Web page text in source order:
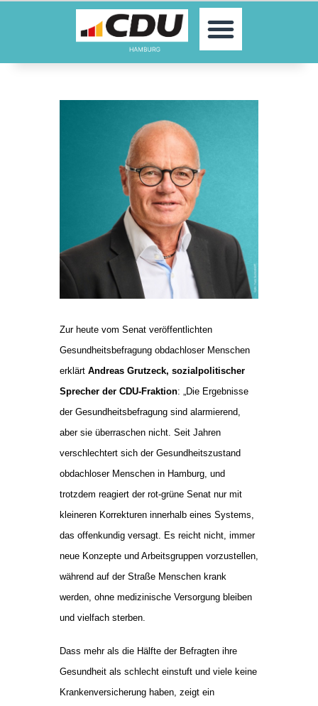
MOIN!
AKTUELLES
PARLAMENTE
MITGLIED WERDEN!
Zur heute vom Senat veröffentlichten
Gesundheitsbefragung obdachloser Menschen
erklärt Andreas Grutzeck, sozialpolitischer
Sprecher der CDU-Fraktion: „Die Ergebnisse
der Gesundheitsbefragung sind alarmierend,
aber sie überraschen nicht. Seit Jahren
verschlechtert sich der Gesundheitszustand
obdachloser Menschen in Hamburg, und
trotzdem reagiert der rot-grüne Senat nur mit
kleineren Korrekturen innerhalb eines Systems,
das offenkundig versagt. Es reicht nicht, immer
neue Konzepte und Arbeitsgruppen vorzustellen,
während auf der Straße Menschen krank
werden, ohne medizinische Versorgung bleiben
und vielfach sterben.
Dass mehr als die Hälfte der Befragten ihre
Gesundheit als schlecht einstuft und viele keine
Krankenversicherung haben, zeigt ein